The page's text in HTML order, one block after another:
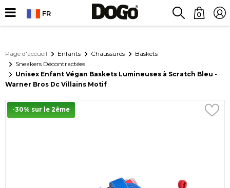
FR 0
Page d'accueil Enfants Chaussures
Baskets
Sneakers Décontractées
Unisex Enfant Végan Baskets Lumineuses à Scratch Bleu -
Warner Bros Dc Villains Motif
-30% sur le 2ême